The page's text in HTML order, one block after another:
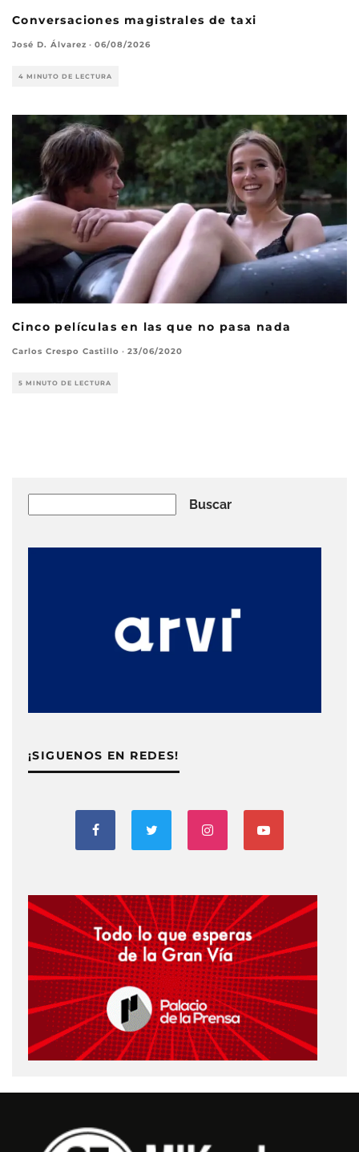
Conversaciones magistrales de taxi
José D. Álvarez · 06/08/2026
4 MINUTO DE LECTURA
Cinco películas en las que no pasa nada
Carlos Crespo Castillo · 23/06/2020
5 MINUTO DE LECTURA
Buscar
¡SIGUENOS EN REDES!